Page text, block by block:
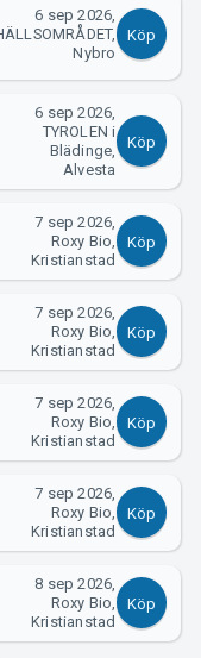
6 sep 2026,
Nybro
Köp
6 sep 2026,
TYROLEN i
Blädinge,
Alvesta
Köp
7 sep 2026,
Roxy Bio,
Kristianstad
Köp
7 sep 2026,
Roxy Bio,
Kristianstad
Köp
7 sep 2026,
Roxy Bio,
Kristianstad
Köp
7 sep 2026,
Roxy Bio,
Kristianstad
Köp
8 sep 2026,
Roxy Bio,
Kristianstad
Köp